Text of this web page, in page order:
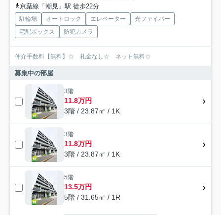
京葉線「潮見」駅 徒歩22分
駐輪場 オートロック エレベーター
光ファイバー
宅配ボックス
防犯カメラ
仲介手数料【無料】☆ 礼金なし☆ ネット無料☆
募集中の部屋
3階
11.8万円
3階 / 23.87㎡ / 1K
3階
11.8万円
3階 / 23.87㎡ / 1K
5階
13.5万円
5階 / 31.65㎡ / 1R